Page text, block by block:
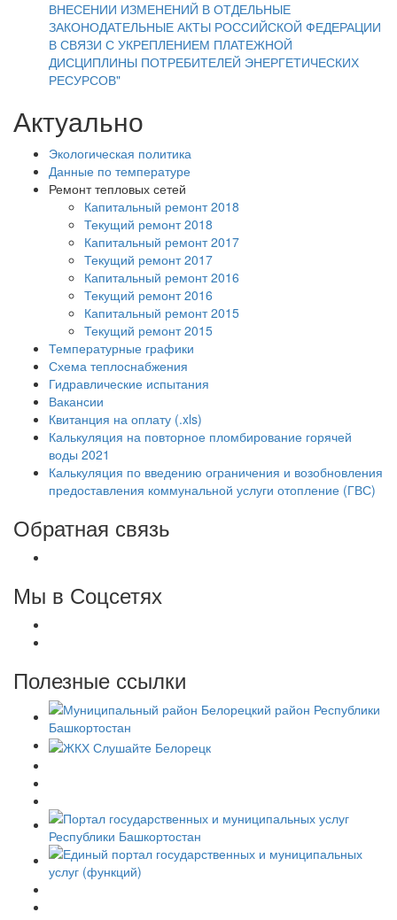
ВНЕСЕНИИ ИЗМЕНЕНИЙ В ОТДЕЛЬНЫЕ
ЗАКОНОДАТЕЛЬНЫЕ АКТЫ РОССИЙСКОЙ ФЕДЕРАЦИИ
В СВЯЗИ С УКРЕПЛЕНИЕМ ПЛАТЕЖНОЙ
ДИСЦИПЛИНЫ ПОТРЕБИТЕЛЕЙ ЭНЕРГЕТИЧЕСКИХ
РЕСУРСОВ"
Актуально
Экологическая политика
Данные по температуре
Ремонт тепловых сетей
Капитальный ремонт 2018
Текущий ремонт 2018
Капитальный ремонт 2017
Текущий ремонт 2017
Капитальный ремонт 2016
Текущий ремонт 2016
Капитальный ремонт 2015
Текущий ремонт 2015
Температурные графики
Схема теплоснабжения
Гидравлические испытания
Вакансии
Квитанция на оплату (.xls)
Калькуляция на повторное пломбирование горячей
воды 2021
Калькуляция по введению ограничения и возобновления
предоставления коммунальной услуги отопление (ГВС)
Обратная связь
Мы в Соцсетях
Полезные ссылки